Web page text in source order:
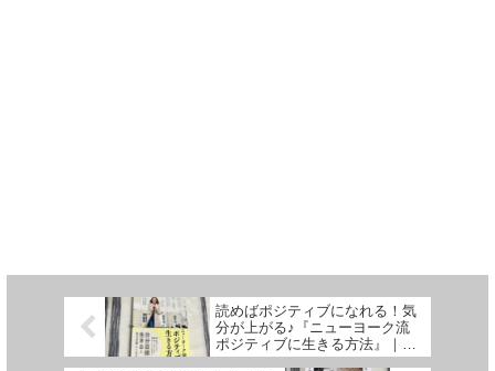
読めばポジティブになれる！気
分が上がる♪『ニューヨーク流
ポジティブに生きる方法』｜エ
リカ【著】